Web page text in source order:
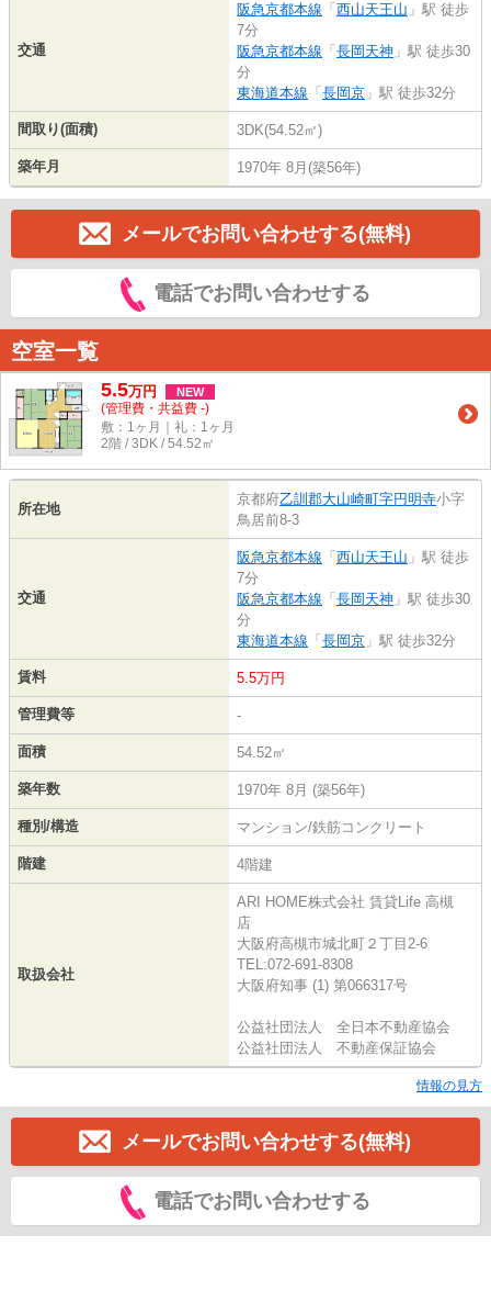
交通
阪急京都本線 「 西山天王山 」駅 徒歩
7分
阪急京都本線 「 長岡天神 」駅 徒歩30
分
東海道本線 「 長岡京 」駅 徒歩32分
間取り(面積) 3DK(54.52㎡)
築年月 1970年 8月(築56年)
メールでお問い合わせする(無料)
電話でお問い合わせする
空室一覧
5.5万円 NEW
(管理費・共益費 -)
敷：1ヶ月｜礼：1ヶ月
2階 / 3DK / 54.52㎡
所在地
京都府乙訓郡大山崎町字円明寺小字
鳥居前8-3
交通
阪急京都本線 「 西山天王山 」駅 徒歩
7分
阪急京都本線 「 長岡天神 」駅 徒歩30
分
東海道本線 「 長岡京 」駅 徒歩32分
賃料 5.5万円
管理費等 -
面積 54.52㎡
築年数 1970年 8月 (築56年)
種別/構造 マンション/鉄筋コンクリート
階建 4階建
取扱会社
ARI HOME株式会社 賃貸Life 高槻
店
大阪府高槻市城北町２丁目2-6
TEL:072-691-8308
大阪府知事 (1) 第066317号
公益社団法人 全日本不動産協会
公益社団法人 不動産保証協会
情報の見方
メールでお問い合わせする(無料)
電話でお問い合わせする